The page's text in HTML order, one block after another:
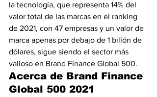
la tecnología, que representa 14% del
valor total de las marcas en el ranking
de 2021, con 47 empresas y un valor de
marca apenas por debajo de 1 billón de
dólares, sigue siendo el sector más
valioso en Brand Finance Global 500.
Acerca de Brand Finance
Global 500 2021